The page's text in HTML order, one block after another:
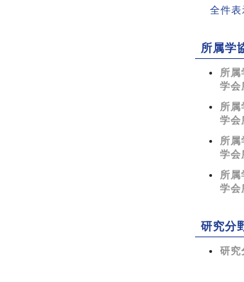
全件表
所属学
所属
学会
所属
学会
所属
学会
所属
学会
研究分
研究